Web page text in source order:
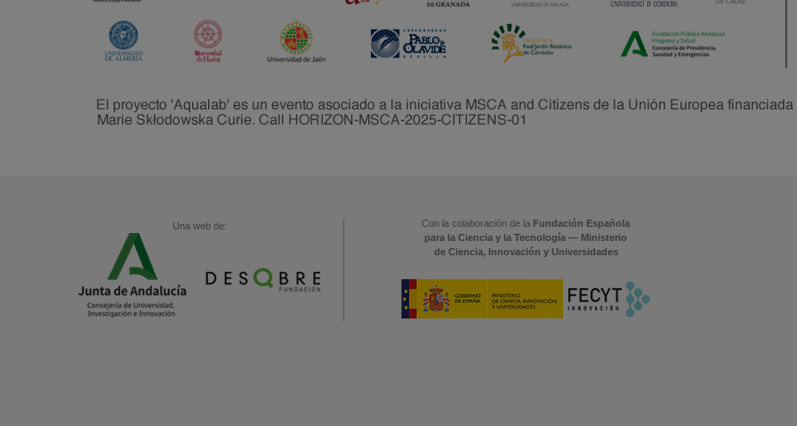
Una web de: Con la colaboración de la Fundación Española
para la Ciencia y la Tecnología — Ministerio
de Ciencia, Innovación y Universidades